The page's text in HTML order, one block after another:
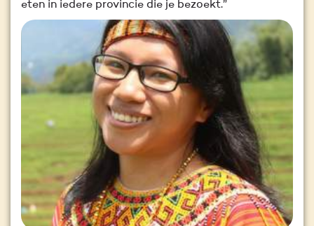
eten in iedere provincie die je bezoekt.”